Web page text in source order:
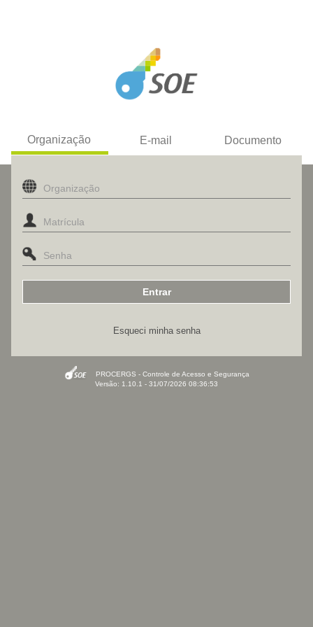
Organização E-mail Documento
Esqueci minha senha
PROCERGS - Controle de Acesso e Segurança
Versão: 1.10.1 - 31/07/2026 08:36:53